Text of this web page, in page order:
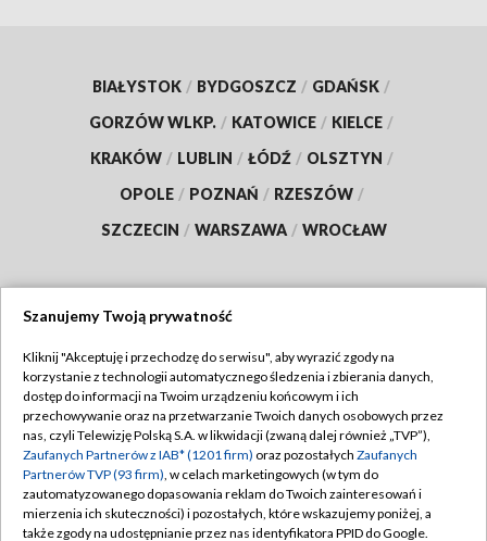
BIAŁYSTOK / BYDGOSZCZ / GDAŃSK /
GORZÓW WLKP. / KATOWICE / KIELCE /
KRAKÓW / LUBLIN / ŁÓDŹ / OLSZTYN /
OPOLE / POZNAŃ / RZESZÓW /
SZCZECIN / WARSZAWA / WROCŁAW
TVP
Abonament TVP
Emisja w TVP
Centrum informacji TVP
Naziemna Telewizja Cyfrowa
Regulamin TVP
Polityka prywatności
Moje zgody
Pomoc
Szanujemy Twoją prywatność
Kliknij "Akceptuję i przechodzę do serwisu", aby wyrazić zgody na
korzystanie z technologii automatycznego śledzenia i zbierania danych,
dostęp do informacji na Twoim urządzeniu końcowym i ich
przechowywanie oraz na przetwarzanie Twoich danych osobowych przez
nas, czyli Telewizję Polską S.A. w likwidacji (zwaną dalej również „TVP”),
Zaufanych Partnerów z IAB* (1201 firm) oraz pozostałych Zaufanych
Partnerów TVP (93 firm), w celach marketingowych (w tym do
zautomatyzowanego dopasowania reklam do Twoich zainteresowań i
mierzenia ich skuteczności) i pozostałych, które wskazujemy poniżej, a
także zgody na udostępnianie przez nas identyfikatora PPID do Google.